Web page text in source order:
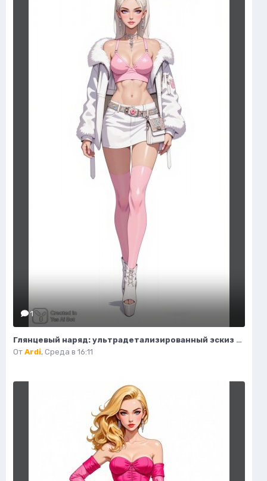
1
Глянцевый наряд: ультрадетализированный эскиз моды и гламура в стиле пастель. Картинка из нейронной сети Flux Ai
От Ardi, Среда в 16:11